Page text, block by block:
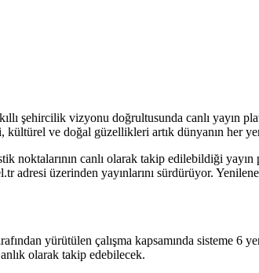
şehircilik vizyonu doğrultusunda canlı yayın
ve doğal güzellikleri artık dünyanın her
canlı olarak takip edilebildiği
adresi üzerinden yayınlarını sürdürüyor.
yürütülen çalışma kapsamında sisteme 6
olarak takip edebilecek.